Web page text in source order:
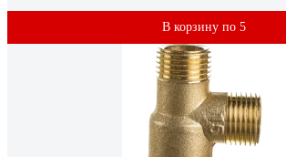
В корзину по 5